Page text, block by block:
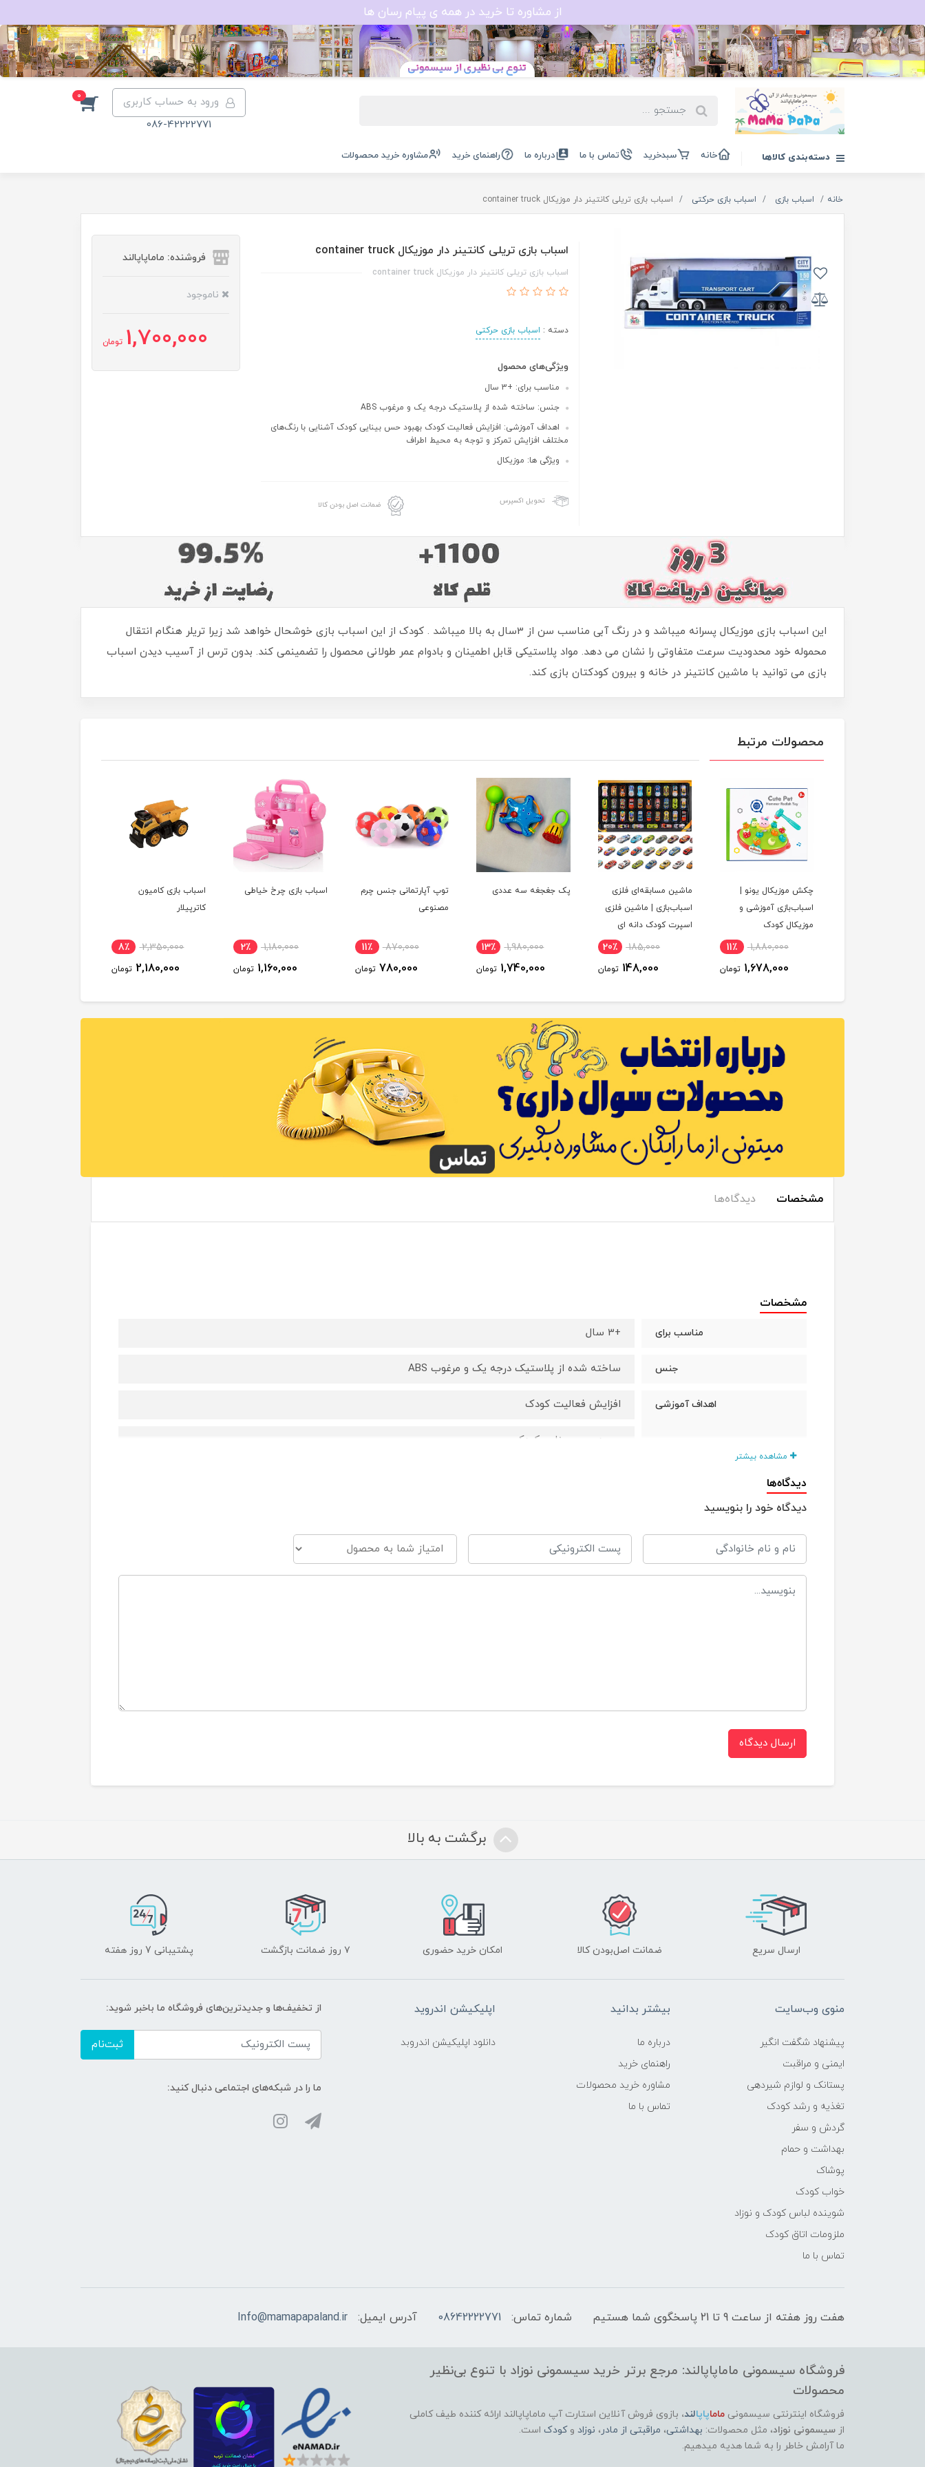
از مشاوره تا خرید در همه ی پیام رسان ها
ورود به حساب کاربری
086-42222771
0
دسته‌بندی کالاها خانه سبدخرید تماس با ما درباره ما راهنمای خرید مشاوره خرید محصولات
خانه اسباب بازی اسباب بازی حرکتی اسباب بازی تریلی کانتینر دار موزیکال container truck
اسباب بازی تریلی کانتینر دار موزیکال container truck
اسباب بازی تریلی کانتینر دار موزیکال container truck
دسته : اسباب بازی حرکتی
ویژگی‌های محصول
مناسب برای: +3 سال
جنس: ساخته شده از پلاستیک درجه یک و مرغوب ABS
اهداف آموزشی: افزایش فعالیت کودک بهبود حس بینایی کودک آشنایی با رنگ‌های
مختلف افزایش تمرکز و توجه به محیط اطراف
ویژگی ها: موزیکال
تحویل اکسپرس ضمانت اصل بودن کالا
فروشنده: ماماپاپالند
ناموجود
1,700,000 تومان
این اسباب بازی موزیکال پسرانه میباشد و در رنگ آبی مناسب سن از 3سال به بالا میباشد . کودک از این اسباب بازی خوشحال خواهد شد زیرا تریلر هنگام انتقال
محموله خود محدودیت سرعت متفاوتی را نشان می دهد. مواد پلاستیکی قابل اطمینان و بادوام عمر طولانی محصول را تضمینمی کند. بدون ترس از آسیب دیدن اسباب
بازی می توانید با ماشین کانتینر در خانه و بیرون کودکتان بازی کند.
محصولات مرتبط
چکش موزیکال یونو |
اسباب‌بازی آموزشی و
موزیکال کودک
1,880,000 11٪
1,678,000 تومان
ماشین مسابقه‌ای فلزی
اسباب‌بازی | ماشین فلزی
اسپرت کودک دانه ای
185,000 20٪
148,000 تومان
پک جغجغه سه عددی
1,980,000 13٪
1,740,000 تومان
توپ آپارتمانی جنس چرم
مصنوعی
870,000 11٪
780,000 تومان
اسباب بازی چرخ خیاطی
1,180,000 2٪
1,160,000 تومان
اسباب بازی کامیون
کاترپیلار
2,350,000 8٪
2,180,000 تومان
مشخصات دیدگاه‌ها
مشخصات
مناسب برای +3 سال
جنس ساخته شده از پلاستیک درجه یک و مرغوب ABS
اهداف آموزشی افزایش فعالیت کودک
بهبود حس بینایی کودک
موزیکال
مشاهده بیشتر
دیدگاه‌ها
دیدگاه خود را بنویسید
ارسال دیدگاه
برگشت به بالا
ارسال سریع ضمانت اصل‌بودن کالا امکان خرید حضوری ۷ روز ضمانت بازگشت پشتیبانی 7 روز هفته
منوی وب‌سایت
پیشنهاد شگفت انگیر
ایمنی و مراقبت
پستانک و لوازم شیردهی
تغذیه و رشد کودک
گردش و سفر
بهداشت و حمام
پوشاک
خواب کودک
شوینده لباس کودک و نوزاد
ملزومات اتاق کودک
تماس با ما
بیشتر بدانید
درباره ما
راهنمای خرید
مشاوره خرید محصولات
تماس با ما
اپلیکیشن اندروید
دانلود اپلیکیشن اندروبد
از تخفیف‌ها و جدیدترین‌های فروشگاه ما باخبر شوید:
ثبت‌نام
ما را در شبکه‌های اجتماعی دنبال کنید:
هفت روز هفته از ساعت 9 تا 21 پاسخگوی شما هستیم شماره تماس: 08642222771 آدرس ایمیل: Info@mamapapaland.ir
فروشگاه سیسمونی ماماپاپالند: مرجع برتر خرید سیسمونی نوزاد با تنوع بی‌نظیر
محصولات
فروشگاه اینترنتی سیسمونی ماماپاپالند، بازوی فروش آنلاین استارت آپ ماماپاپالند ارائه کننده طیف کاملی
از سیسمونی نوزاد، مثل محصولات: بهداشتی، مراقبتی از مادر، نوزاد وکودک است.
ما آرامش خاطر را به شما هدیه میدهیم.